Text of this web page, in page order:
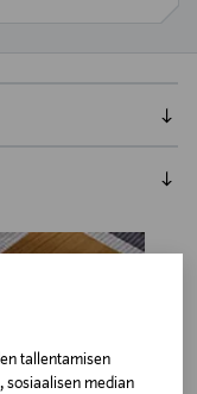
tallentamisen
sosiaalisen median
designia
ja
joka on